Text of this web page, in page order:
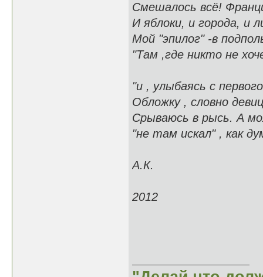
Смешалось всё!
И яблоки, и города, и
Мой "эпилог" -в
"Там ,где никто не
"и , улыбаясь с
Обложку , словно
Срываюсь в рысь. А
"не там искал" , как
А.К.
2012